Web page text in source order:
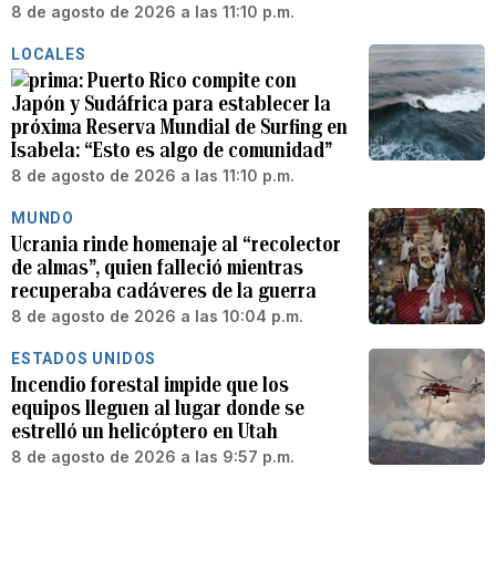
8 de agosto de 2026 a las 11:10 p.m.
LOCALES
Puerto Rico compite con
Japón y Sudáfrica para establecer la
próxima Reserva Mundial de Surfing en
Isabela: “Esto es algo de comunidad”
8 de agosto de 2026 a las 11:10 p.m.
MUNDO
Ucrania rinde homenaje al “recolector
de almas”, quien falleció mientras
recuperaba cadáveres de la guerra
8 de agosto de 2026 a las 10:04 p.m.
ESTADOS UNIDOS
Incendio forestal impide que los
equipos lleguen al lugar donde se
estrelló un helicóptero en Utah
8 de agosto de 2026 a las 9:57 p.m.